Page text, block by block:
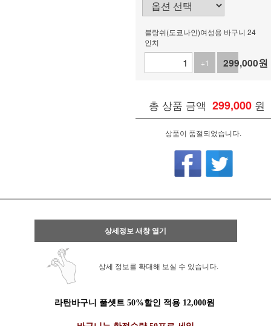
블랑쉬(도쿄나인)여성용 바구니 24
인치
+1
-1
299,000원
총 상품 금액 299,000 원
상품이 품절되었습니다.
상세정보 새창 열기
상세 정보를 확대해 보실 수 있습니다.
라탄바구니 풀셋트 50%할인 적용 12,000원